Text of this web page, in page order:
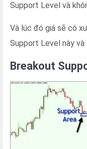
Support Level và
Và lúc đó giá sẽ có
Support Level này
Breakout